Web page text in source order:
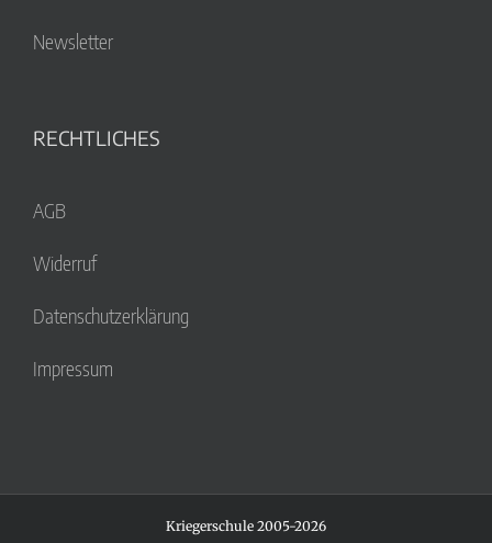
Newsletter
RECHTLICHES
AGB
Widerruf
Datenschutzerklärung
Impressum
Kriegerschule 2005-2026